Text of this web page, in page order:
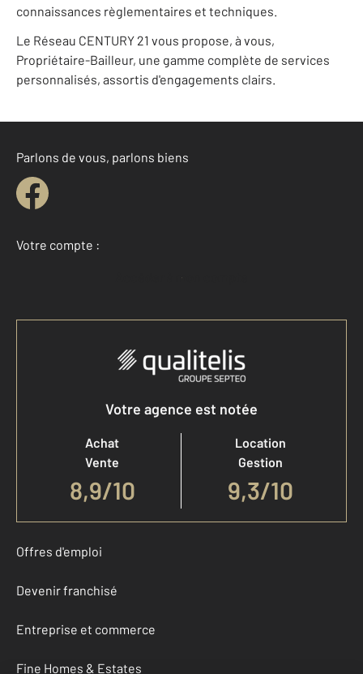
connaissances règlementaires et techniques.
Le Réseau CENTURY 21 vous propose, à vous,
Propriétaire-Bailleur, une gamme complète de services
personnalisés, assortis d'engagements clairs.
Parlons de vous, parlons biens
Votre compte :
Accéder à mon compte
Votre agence est notée
Achat
Vente
8,9/10
Location
Gestion
9,3/10
Offres d'emploi
Devenir franchisé
Entreprise et commerce
Fine Homes & Estates